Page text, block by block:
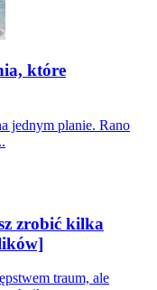
które
jednym planie. Rano
zrobić kilka
traum, ale